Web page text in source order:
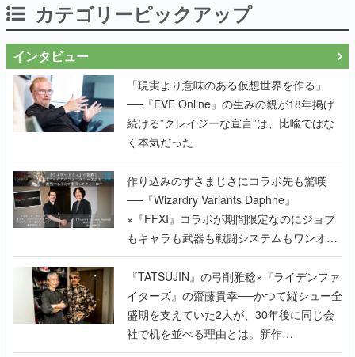
「現実より意味のある仮想世界を作る」
──『EVE Online』の生みの親が18年掲げ
く本気だった
作り込みのすさまじさにコラボ先も驚嘆
──『Wizardry Variants Daphne』
×『FFXI』コラボが期間限定なのにジョブ
もキャラも武器も戦闘システムもワンオフ
で作り込まれた理由を両ディレクターに聞
く
『TATSUJIN』の弓削雅稔×『ライデンファ
イターズ』の齋藤貴幸──かつて縦シュー全
盛期を支えていた2人が、30年後に同じ会
社で机を並べる理由とは。新作
『TATSUJIN EXTREME』で初タッグを組
んだレジェンド2人に訊く開発秘話
実写映像1000分、ルート分岐100種類以
上。配信開始5日で100万本を売った、中国
発の実写インタラクティブドラマゲーム